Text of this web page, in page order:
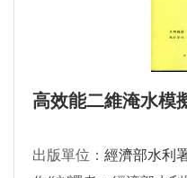
高效能二維淹水模
出版單位： 經濟部水利